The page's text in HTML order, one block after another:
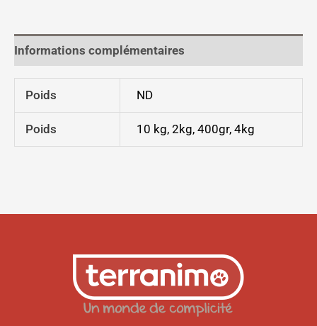
Informations complémentaires
Poids ND
Poids 10 kg, 2kg, 400gr, 4kg